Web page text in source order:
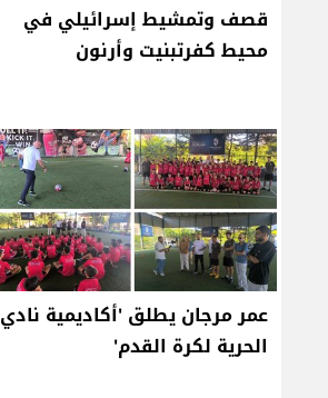
قصف وتمشيط إسرائيلي في
محيط كفرتبنيت وأرنون
عمر مرجان يطلق 'أكاديمية نادي
الحرية لكرة القدم'